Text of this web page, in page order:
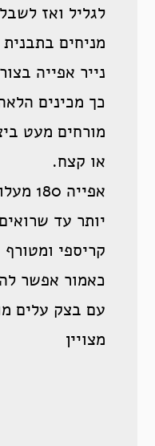
לגליל ואז
מניחים
נייר אפייה
כך מכינים
מורחים מעט
או קצח.
יותר עד
קריספי ומטורף
כאמור אפשר
עם בצק עלים
מצויין